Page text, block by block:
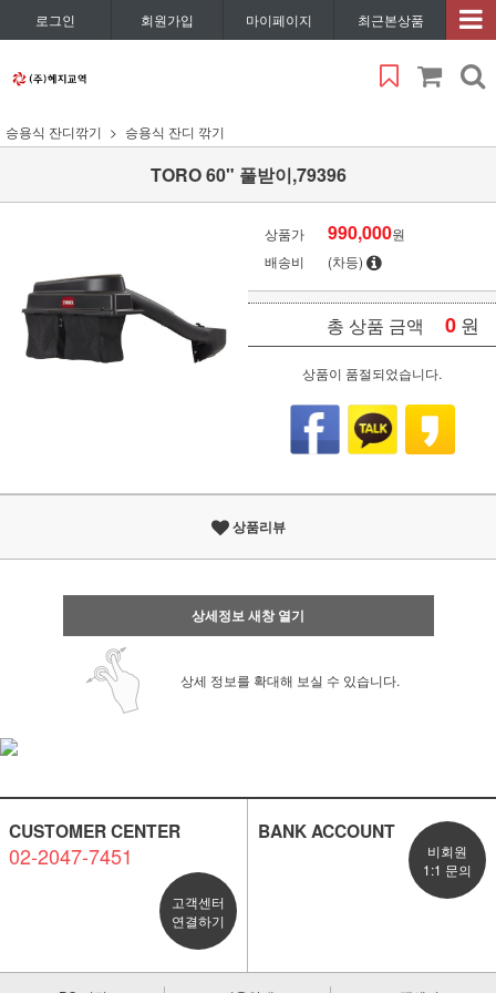
로그인 회원가입 마이페이지 최근본상품
승용식 잔디깎기 승용식 잔디 깎기
TORO 60" 풀받이,79396
상품가 990,000원
배송비
(차등)
총 상품 금액 0 원
상품이 품절되었습니다.
상품리뷰
상세정보 새창 열기
상세 정보를 확대해 보실 수 있습니다.
CUSTOMER CENTER
02-2047-7451
고객센터
연결하기
BANK ACCOUNT
비회원
1:1 문의